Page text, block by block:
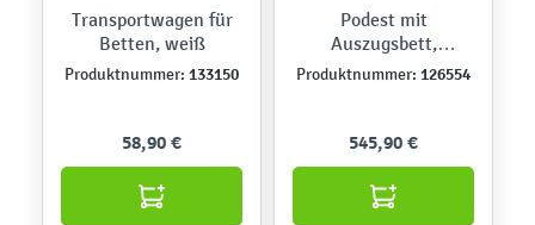
Transportwagen für
Betten, weiß
Produktnummer: 133150
58,90 €
Podest mit
Auszugsbett,
Linoleum beige
Produktnummer: 126554
545,90 €